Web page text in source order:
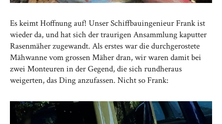
Es keimt Hoffnung auf! Unser Schiffbauingenieur Frank ist
wieder da, und hat sich der traurigen Ansammlung kaputter
Rasenmäher zugewandt. Als erstes war die durchgerostete
Mähwanne vom grossen Mäher dran, wir waren damit bei
zwei Monteuren in der Gegend, die sich rundheraus
weigerten, das Ding anzufassen. Nicht so Frank: